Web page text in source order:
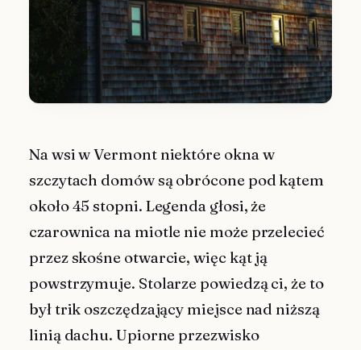
Na wsi w Vermont niektóre okna w
szczytach domów są obrócone pod kątem
około 45 stopni. Legenda głosi, że
czarownica na miotle nie może przelecieć
przez skośne otwarcie, więc kąt ją
powstrzymuje. Stolarze powiedzą ci, że to
był trik oszczędzający miejsce nad niższą
linią dachu. Upiorne przezwisko